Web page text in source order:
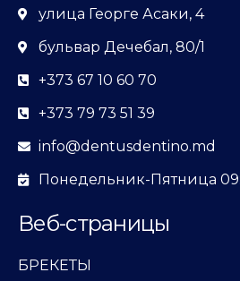
улица Георге Асаки, 4
бульвар Дечебал, 80/1
+373 67 10 60 70
+373 79 73 51 39
info@dentusdentino.md
Понедельник-Пятница
Веб-страницы
БРЕКЕТЫ